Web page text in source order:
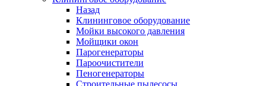
Назад
Клининговое оборудование
Мойки высокого давления
Мойщики окон
Парогенераторы
Пароочистители
Пеногенераторы
Строительные пылесосы